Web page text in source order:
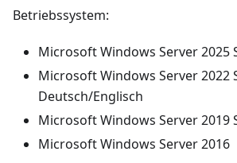
Betriebssystem:
Microsoft Windows Server 2025
Microsoft Windows Server 2022
Deutsch/Englisch
Microsoft Windows Server 2019
Microsoft Windows Server 2016